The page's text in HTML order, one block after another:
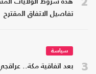
هذه شروط الولايات
تفاصيل الاتفاق المقترح
3
سياسة
بعد اتفاقية مكة..